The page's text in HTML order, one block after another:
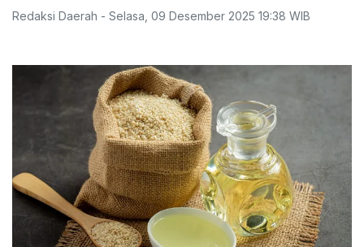
Redaksi Daerah - Selasa 09 Desember 2025 19:38 WIB